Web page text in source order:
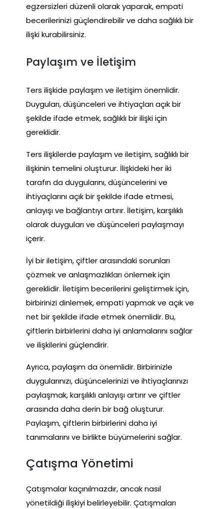
egzersizleri düzenli olarak yaparak, empati
becerilerinizi güçlendirebilir ve daha sağlıklı bir
ilişki kurabilirsiniz.
Paylaşım ve İletişim
Ters ilişkide paylaşım ve iletişim önemlidir.
Duyguları, düşünceleri ve ihtiyaçları açık bir
şekilde ifade etmek, sağlıklı bir ilişki için
gereklidir.
Ters ilişkilerde paylaşım ve iletişim, sağlıklı bir
ilişkinin temelini oluşturur. İlişkideki her iki
tarafın da duygularını, düşüncelerini ve
ihtiyaçlarını açık bir şekilde ifade etmesi,
anlayışı ve bağlantıyı artırır. İletişim, karşılıklı
olarak duyguları ve düşünceleri paylaşmayı
içerir.
İyi bir iletişim, çiftler arasındaki sorunları
çözmek ve anlaşmazlıkları önlemek için
gereklidir. İletişim becerilerini geliştirmek için,
birbirinizi dinlemek, empati yapmak ve açık ve
net bir şekilde ifade etmek önemlidir. Bu,
çiftlerin birbirlerini daha iyi anlamalarını sağlar
ve ilişkilerini güçlendirir.
Ayrıca, paylaşım da önemlidir. Birbirinizle
duygularınızı, düşüncelerinizi ve ihtiyaçlarınızı
paylaşmak, karşılıklı anlayışı artırır ve çiftler
arasında daha derin bir bağ oluşturur.
Paylaşım, çiftlerin birbirlerini daha iyi
tanımalarını ve birlikte büyümelerini sağlar.
Çatışma Yönetimi
Çatışmalar kaçınılmazdır, ancak nasıl
yönetildiği ilişkiyi belirleyebilir. Çatışmaları